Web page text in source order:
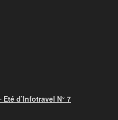
d’Infotravel N° 7